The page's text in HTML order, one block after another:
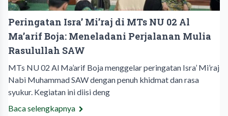
Peringatan Isra’ Mi’raj di MTs NU 02 Al
Ma’arif Boja: Meneladani Perjalanan Mulia
Rasulullah SAW
MTs NU 02 Al Ma’arif Boja menggelar peringatan Isra’ Mi’raj
Nabi Muhammad SAW dengan penuh khidmat dan rasa
syukur. Kegiatan ini diisi deng
Baca selengkapnya